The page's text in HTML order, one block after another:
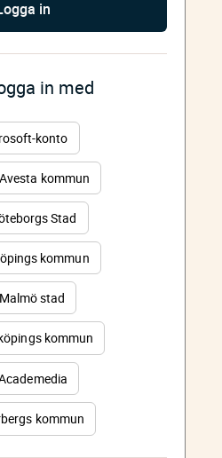
in
in med
konto
Avesta kommun
Stad
kommun
Malmö stad
kommun
kommun